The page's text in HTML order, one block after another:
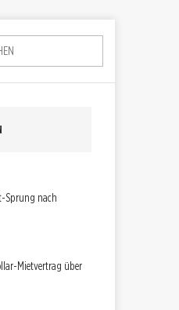
Sprung nach
Mietvertrag über